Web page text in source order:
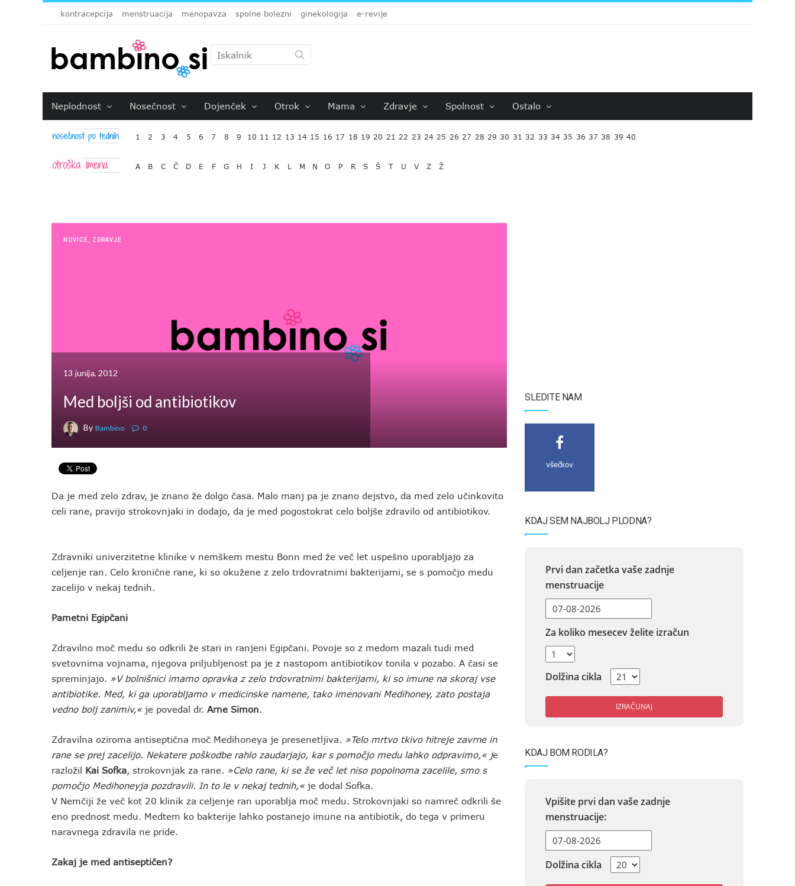
kontracepcija menstruacija menopavza spolne bolezni ginekologija e-revije
Neplodnost Nosečnost Dojenček Otrok Mama Zdravje Spolnost Ostalo
1 2 3 4 5 6 7 8 9 10 11 12 13 14 15 16 17 18 19 20 21 22 23 24 25 26 27 28 29 30 31 32 33 34 35 36 37 38 39 40
A B C Č D E F G H I J K L M N O P R S Š T U V Z Ž
NOVICE ZDRAVJE
13 junija, 2012
Med boljši od antibiotikov
By Bambino 0
Da je med zelo zdrav, je znano že dolgo časa. Malo manj pa je znano dejstvo, da med zelo učinkovito
celi rane, pravijo strokovnjaki in dodajo, da je med pogostokrat celo boljše zdravilo od antibiotikov.
Zdravniki univerzitetne klinike v nemškem mestu Bonn med že več let uspešno uporabljajo za
celjenje ran. Celo kronične rane, ki so okužene z zelo trdovratnimi bakterijami, se s pomočjo medu
zacelijo v nekaj tednih.
Pametni Egipčani
Zdravilno moč medu so odkrili že stari in ranjeni Egipčani. Povoje so z medom mazali tudi med
svetovnima vojnama, njegova priljubljenost pa je z nastopom antibiotikov tonila v pozabo. A časi se
spreminjajo. »V bolnišnici imamo opravka z zelo trdovratnimi bakterijami, ki so imune na skoraj vse
antibiotike. Med, ki ga uporabljamo v medicinske namene, tako imenovani Medihoney, zato postaja
vedno bolj zanimiv,«je povedal dr. Arne Simon.
Zdravilna oziroma antiseptična moč Medihoneya je presenetljiva. »Telo mrtvo tkivo hitreje zavrne in
rane se prej zacelijo. Nekatere poškodbe rahlo zaudarjajo, kar s pomočjo medu lahko odpravimo,« je
razložil Kai Sofka, strokovnjak za rane. »Celo rane, ki se že več let niso popolnoma zacelile, smo s
pomočjo Medihoneyja pozdravili. In to le v nekaj tednih,« je dodal Sofka.
V Nemčiji že več kot 20 klinik za celjenje ran uporablja moč medu. Strokovnjaki so namreč odkrili še
eno prednost medu. Medtem ko bakterije lahko postanejo imune na antibiotik, do tega v primeru
naravnega zdravila ne pride.
Zakaj je med antiseptičen?
SLEDITE NAM
všečkov
KDAJ SEM NAJBOLJ PLODNA?
Prvi dan začetka vaše zadnje
menstruacije
Za koliko mesecev želite izračun
Dolžina cikla
IZRAČUNAJ
KDAJ BOM RODILA?
Vpišite prvi dan vaše zadnje
menstruacije:
Dolžina cikla